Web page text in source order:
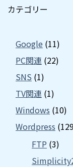
カテゴリー
Google (11)
PC関連 (22)
SNS (1)
TV関連 (1)
Windows (10)
Wordpress
FTP (3)